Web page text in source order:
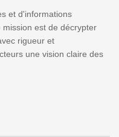
et d'informations
est de décrypter
rigueur et
une vision claire des